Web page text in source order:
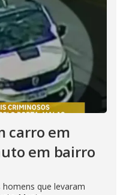
carro em
em bairro
que levaram